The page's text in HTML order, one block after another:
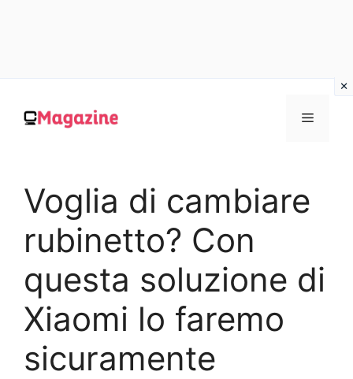
contenuto
MENU
Voglia di cambiare
rubinetto? Con
questa soluzione di
Xiaomi lo faremo
sicuramente